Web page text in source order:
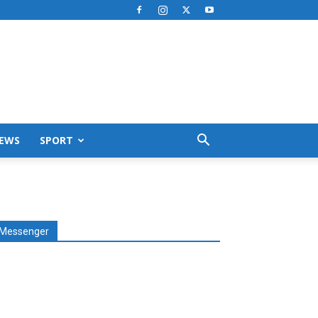
SPORT
Messenger